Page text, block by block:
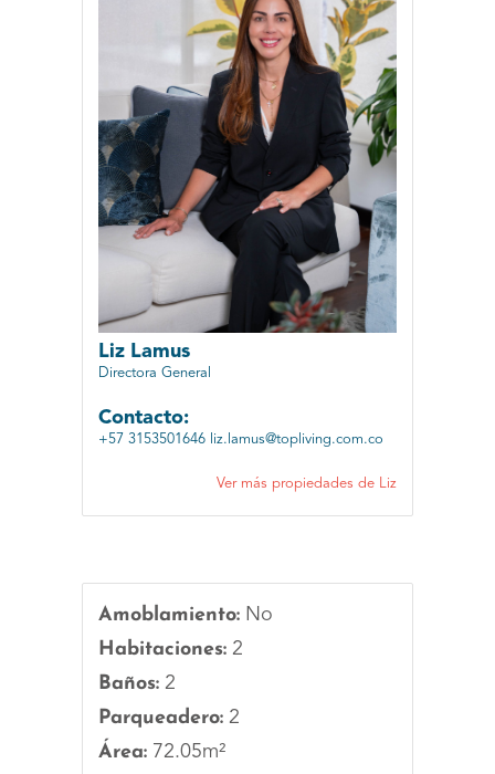
Liz Lamus
Directora General
Contacto:
+57 3153501646 liz.lamus@topliving.com.co
Ver más propiedades de Liz
Amoblamiento: No
Habitaciones: 2
Baños: 2
Parqueadero: 2
Área: 72.05m²